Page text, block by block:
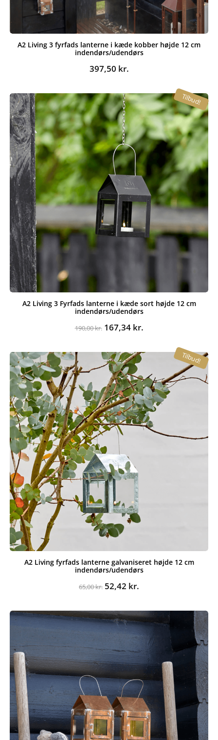
A2 Living 3 fyrfads lanterne i kæde kobber højde 12 cm
indendørs/udendørs
397,50 kr.
Tilbud!
A2 Living 3 Fyrfads lanterne i kæde sort højde 12 cm
indendørs/udendørs
190,00kr. Den
var:
190,00 kr..
167,34 kr.
er:
167,34 kr..
Tilbud!
A2 Living fyrfads lanterne galvaniseret højde 12 cm
indendørs/udendørs
65,00kr. Den
var:
65,00 kr..
52,42 kr.
er:
52,42 kr..